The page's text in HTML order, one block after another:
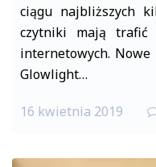
ciągu najbliższych
czytniki mają trafić
internetowych.
Glowlight…
16 kwietnia 2019